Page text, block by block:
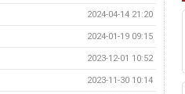
2024-04-14 21:20
2024-01-19 09:15
2023-12-01 10:52
2023-11-30 10:14